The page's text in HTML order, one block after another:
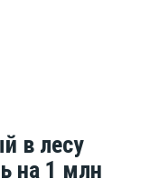
в лесу
на 1 млн